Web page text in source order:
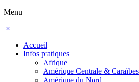
Menu
×
Accueil
Infos pratiques
Afrique
Amérique Centrale & Caraïbes
Amérique du Nord